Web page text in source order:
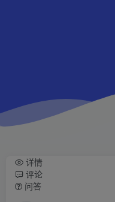
详情
评论
问答